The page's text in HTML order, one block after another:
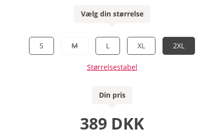
Vælg din størrelse
S M L XL 2XL
Størrelsestabel
Din pris
389 DKK